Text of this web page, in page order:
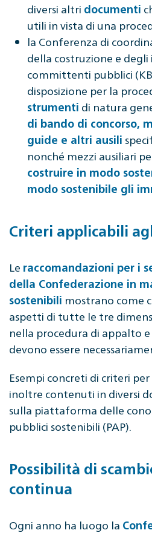
diversi altri documenti
utili in vista di una
la Conferenza di
della costruzione e
committenti pubblici
disposizione per la
strumenti di natura
di bando di concorso,
guide e altri ausili
nonché mezzi ausiliari
costruire in modo
modo sostenibile gli
Criteri applicabili
Le raccomandazioni per i
della Confederazione in
sostenibili mostrano come
aspetti di tutte le tre
nella procedura di appalto e
devono essere
Esempi concreti di criteri
inoltre contenuti in diversi
sulla piattaforma delle
pubblici sostenibili (PAP).
Possibilità di
continua
Ogni anno ha luogo la